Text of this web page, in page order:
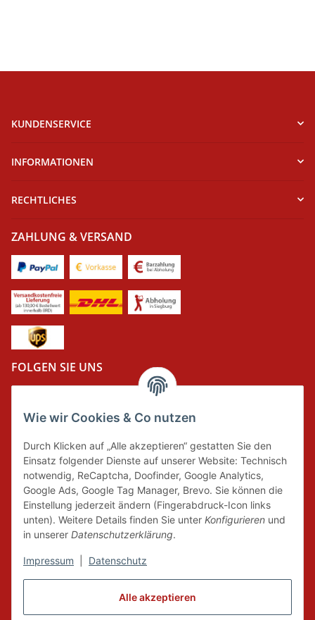
Alle akzeptieren
Wie wir Cookies & Co nutzen
Durch Klicken auf „Alle akzeptieren“ gestatten Sie den
Einsatz folgender Dienste auf unserer Website: Technisch
notwendig, ReCaptcha, Doofinder, Google Analytics,
Google Ads, Google Tag Manager, Brevo. Sie können die
Einstellung jederzeit ändern (Fingerabdruck-Icon links
unten). Weitere Details finden Sie unter Konfigurieren und
in unserer Datenschutzerklärung.
Impressum Datenschutz
KUNDENSERVICE
INFORMATIONEN
RECHTLICHES
ZAHLUNG & VERSAND
FOLGEN SIE UNS
Wir tragen Verantwortung und erfüllen unsere
Pflichten zur Systembeteiligung nach dem
Verpackungsgesetz.
FAIRCOMMERCE
Wir sind seit 04.12.2015 Mitglied der Initiative